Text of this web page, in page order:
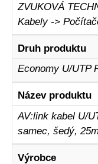
ZVUKOVÁ
Kabely ->
Druh produktu
Economy U/UTP
Název produktu
AV:link kabel U/
samec, šedý,
Výrobce